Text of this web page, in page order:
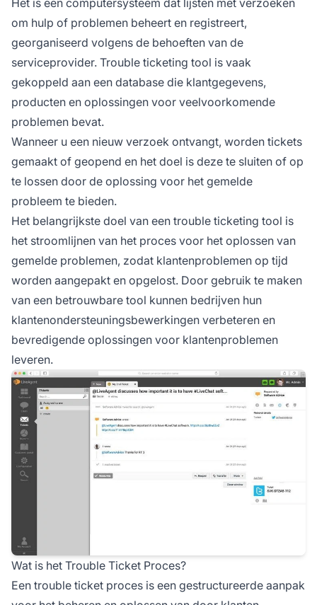
genoemd.
om hulp of problemen beheert en registreert,
georganiseerd volgens de behoeften van de
serviceprovider. Trouble ticketing tool is vaak
gekoppeld aan een database die klantgegevens,
producten en oplossingen voor veelvoorkomende
problemen bevat.
Wanneer u een nieuw verzoek ontvangt, worden tickets
gemaakt of geopend en het doel is deze te sluiten of op
te lossen door de oplossing voor het gemelde
probleem te bieden.
Het belangrijkste doel van een trouble ticketing tool is
het stroomlijnen van het proces voor het oplossen van
gemelde problemen, zodat klantenproblemen op tijd
worden aangepakt en opgelost. Door gebruik te maken
van een betrouwbare tool kunnen bedrijven hun
klantenondersteuningsbewerkingen verbeteren en
bevredigende oplossingen voor klantenproblemen
leveren.
Wat is het Trouble Ticket Proces?
Een trouble ticket proces is een gestructureerde aanpak